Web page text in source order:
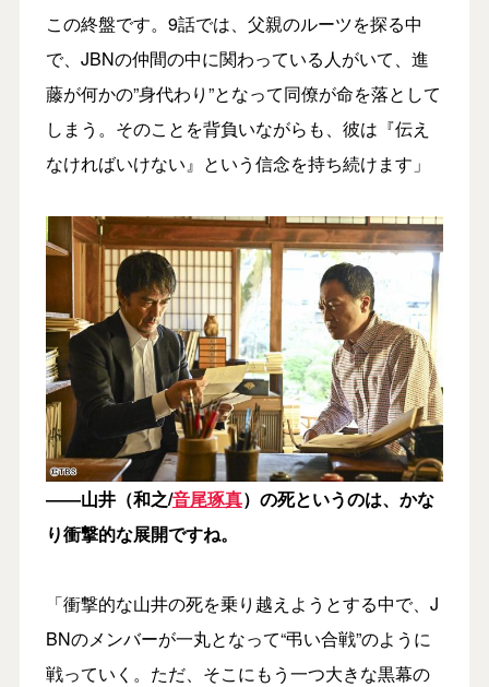
この終盤です。9話では、父親のルーツを探る中
で、JBNの仲間の中に関わっている人がいて、進
藤が何かの”身代わり”となって同僚が命を落として
しまう。そのことを背負いながらも、彼は『伝え
なければいけない』という信念を持ち続けます」
――山井（和之/音尾琢真）の死というのは、かな
り衝撃的な展開ですね。
「衝撃的な山井の死を乗り越えようとする中で、J
BNのメンバーが一丸となって“弔い合戦”のように
戦っていく。ただ、そこにもう一つ大きな黒幕の